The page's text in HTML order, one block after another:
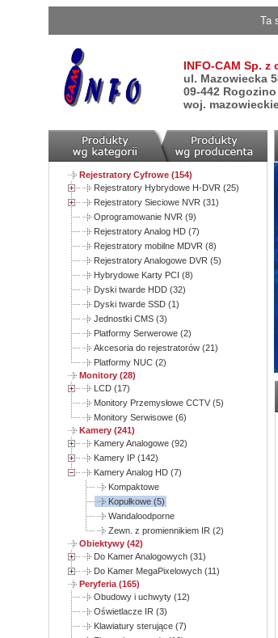
Ta
INFO-CAM Sp. z
ul. Mazowiecka
09-442 Rogozino
woj.
Rejestratory Cyfrowe (154)
Rejestratory Hybrydowe H-DVR (25)
Rejestratory Sieciowe NVR (31)
Oprogramowanie NVR (9)
Rejestratory Analog HD (7)
Rejestratory mobilne MDVR (8)
Rejestratory Analogowe DVR (5)
Hybrydowe Karty PCI (8)
Dyski twarde HDD (32)
Dyski twarde SSD (1)
Jednostki CMS (3)
Platformy Serwerowe (2)
Akcesoria do rejestratorów (21)
Platformy NUC (2)
Monitory (28)
LCD (17)
Monitory Przemysłowe CCTV (5)
Monitory Serwisowe (6)
Kamery (241)
Kamery Analogowe (92)
Kamery IP (142)
Kamery Analog HD (7)
Kompaktowe
Kopułkowe (5)
Wandaloodporne
Zewn. z promiennikiem IR (2)
Obiektywy (42)
Do Kamer Analogowych (31)
Do Kamer MegaPixelowych (11)
Peryferia (165)
Obudowy i uchwyty (12)
Oświetlacze IR (3)
Klawiatury sterujące (7)